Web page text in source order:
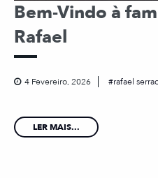
Bem-Vindo à
Rafael
4 Fevereiro, 2026 rafael
LER MAIS...